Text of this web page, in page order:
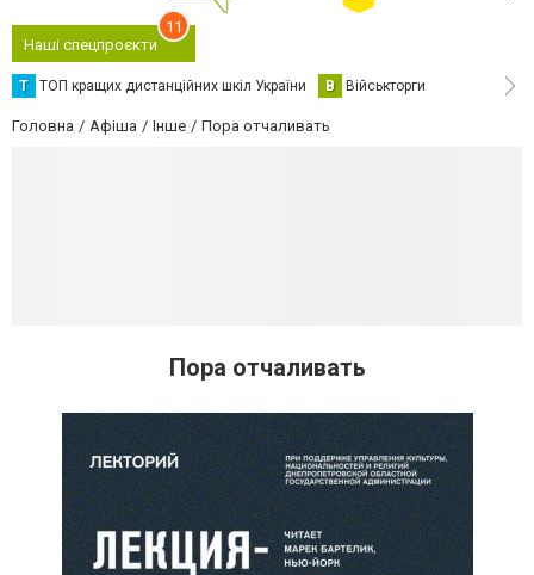
Наші спецпроєкти
11
Т ТОП кращих дистанційних шкіл України В Військторги
Головна Афіша Інше Пора отчаливать
Пора отчаливать